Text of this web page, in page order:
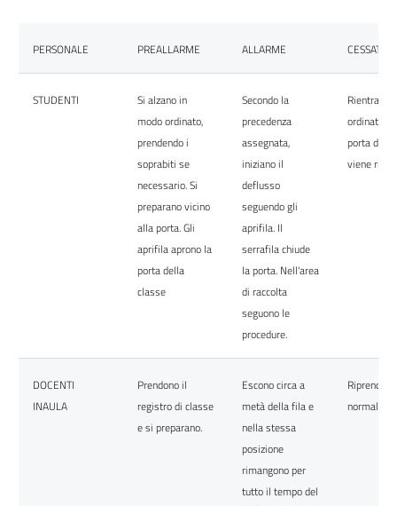
PERSONALE PREALLARME ALLARME CESSATO
STUDENTI
Si alzano in
modo ordinato,
prendendo i
soprabiti se
necessario. Si
preparano vicino
alla porta. Gli
aprifila aprono la
porta della
classe
Secondo la
precedenza
assegnata,
iniziano il
deflusso
seguendo gli
aprifila. Il
serrafila chiude
la porta. Nell'area
di raccolta
seguono le
procedure.
Rientrano
porta
viene
DOCENTI
INAULA
Prendono il
registro di classe
e si preparano.
Escono circa a
metà della fila e
nella stessa
posizione
rimangono per
tutto il tempo del
normale